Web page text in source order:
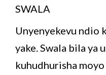
SWALA
Unyenyekevu ndio
yake. Swala bila ya
kuhudhurisha